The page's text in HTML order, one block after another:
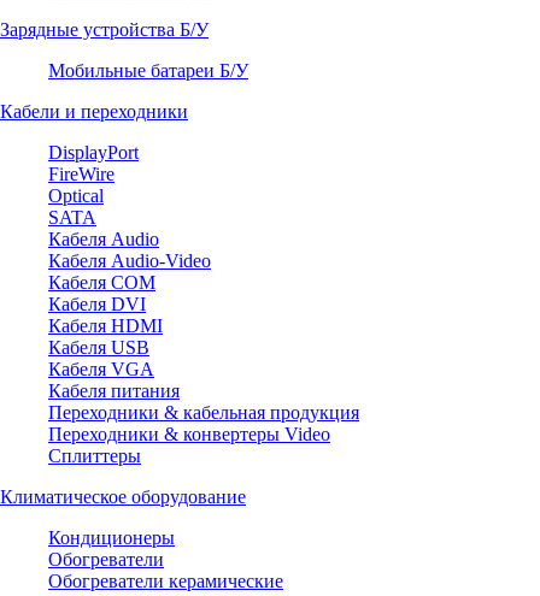
Зарядные устройства Б/У
Мобильные батареи Б/У
Кабели и переходники
DisplayPort
FireWire
Optical
SATA
Кабеля Audio
Кабеля Audio-Video
Кабеля COM
Кабеля DVI
Кабеля HDMI
Кабеля USB
Кабеля VGA
Кабеля питания
Переходники & кабельная продукция
Переходники & конвертеры Video
Сплиттеры
Климатическое оборудование
Кондиционеры
Обогреватели
Обогреватели керамические